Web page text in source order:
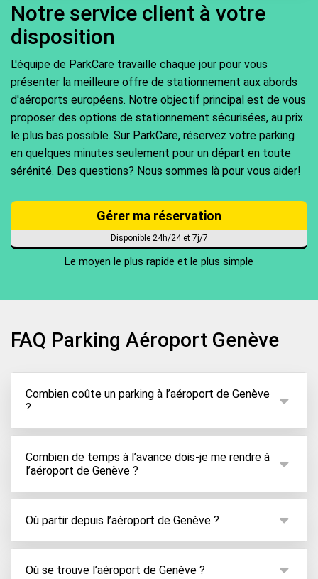
Notre service client à votre
disposition
L'équipe de ParkCare travaille chaque jour pour vous
présenter la meilleure offre de stationnement aux abords
d'aéroports européens. Notre objectif principal est de vous
proposer des options de stationnement sécurisées, au prix
le plus bas possible. Sur ParkCare, réservez votre parking
en quelques minutes seulement pour un départ en toute
sérénité. Des questions? Nous sommes là pour vous aider!
Gérer ma réservation
Disponible 24h/24 et 7j/7
Le moyen le plus rapide et le plus simple
FAQ Parking Aéroport Genève
Combien coûte un parking à l’aéroport de Genève
?
Le prix de stationnement peut varier en fonction du
type de parking pour lequel vous optez, ainsi que de
la période à laquelle vous réservez.
Combien de temps à l’avance dois-je me rendre à
l’aéroport de Genève ?
Nous vous recommandons de vous rendre à
l’aéroport de Genève au moins 2h30 à l’avance pour
toutefois très proche du centre-ville, se situant à
12 minutes via l'avenue de Lyon.
Où partir depuis l’aéroport de Genève ?
L'aéroport de Genève dessert principalement
l'Europe et l'Asie orientale. En dehors de ces
Où se trouve l’aéroport de Genève ?